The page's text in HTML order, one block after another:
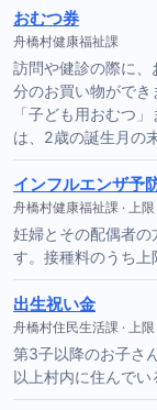
おむつ券
舟橋村健康福祉課
訪問や健診の際に
分のお買い物ができ
「子ども用おむつ
は、2歳の誕生月の
インフルエンザ予
舟橋村健康福祉課 · 上
妊婦とその配偶者の
す。接種料のうち上
出生祝い金
舟橋村住民生活課 · 上
第3子以降のお子さ
以上村内に住んでい